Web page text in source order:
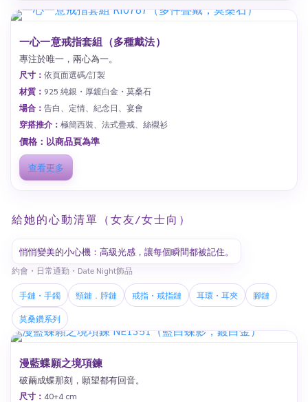
一心一意戒指套組（多種戴法）
專注於唯一，兩心為一。
尺寸： 依頁面選碼/訂製
材質： 925 純銀・厚鍍白金・莫桑石
場合： 告白、定情、紀念日、宴會
穿搭推介： 極簡西裝、法式疊戒、絲襯衫
價格：以商品頁為準
查看更多
給她的心動清單（女友/女士向）
悄悄變美的小心機：高級光感，讓每個瞬間都被記住。
約會・日常通勤・Date Night飾品
手鏈・手鐲 頸鏈．脖鏈 戒指・戒指鏈 耳環・耳夾 腳鏈
莫桑鑽系列
漫藍蝶願之境項鍊
破繭成蝶那刻，願望都有回音。
尺寸： 40+4 cm